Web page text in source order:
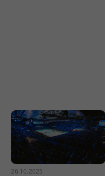
26.10.2025